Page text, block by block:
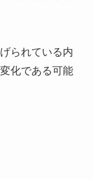
られている内
化である可能